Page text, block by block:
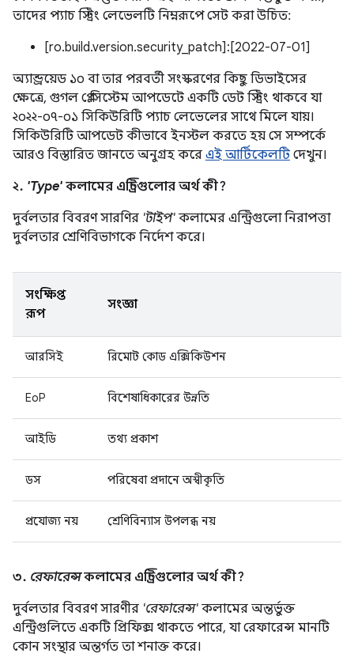
তাদের প্যাচ স্ট্রিং লেভেলটি নিম্নরূপে সেট করা উচিত:
[ro.build.version.security_patch]:[2022-07-01]
অ্যান্ড্রয়েড ১০ বা তার পরবর্তী সংস্করণের কিছু ডিভাইসের
ক্ষেত্রে, গুগল প্লে সিস্টেম আপডেটে একটি ডেট স্ট্রিং থাকবে যা
২০২২-০৭-০১ সিকিউরিটি প্যাচ লেভেলের সাথে মিলে যায়।
সিকিউরিটি আপডেট কীভাবে ইনস্টল করতে হয় সে সম্পর্কে
আরও বিস্তারিত জানতে অনুগ্রহ করে এই আর্টিকেলটি দেখুন।
২. 'Type' কলামের এন্ট্রিগুলোর অর্থ কী?
দুর্বলতার বিবরণ সারণির 'টাইপ' কলামের এন্ট্রিগুলো নিরাপত্তা
দুর্বলতার শ্রেণিবিভাগকে নির্দেশ করে।
সংক্ষিপ্ত
রূপ
সংজ্ঞা
আরসিই রিমোট কোড এক্সিকিউশন
EoP বিশেষাধিকারের উন্নতি
আইডি তথ্য প্রকাশ
ডস পরিষেবা প্রদানে অস্বীকৃতি
প্রযোজ্য নয় শ্রেণিবিন্যাস উপলব্ধ নয়
৩. রেফারেন্সকলামের এন্ট্রিগুলোর অর্থ কী?
দুর্বলতার বিবরণ সারণীর 'রেফারেন্স' কলামের অন্তর্ভুক্ত
এন্ট্রিগুলিতে একটি প্রিফিক্স থাকতে পারে, যা রেফারেন্স মানটি
কোন সংস্থার অন্তর্গত তা শনাক্ত করে।